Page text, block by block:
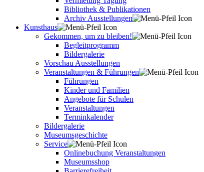
Bibliothek & Publikationen
Archiv Ausstellungen
Kunsthaus
Gekommen, um zu bleiben!
Begleitprogramm
Bildergalerie
Vorschau Ausstellungen
Veranstaltungen & Führungen
Führungen
Kinder und Familien
Angebote für Schulen
Veranstaltungen
Terminkalender
Bildergalerie
Museumsgeschichte
Service
Onlinebuchung Veranstaltungen
Museumsshop